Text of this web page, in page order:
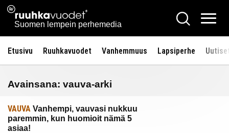
Siirry
sisältöön
Ruuhkavuodet.fi
Suomen lempein perhemedia
Hae
Etusivu Ruuhkavuodet Vanhemmuus Lapsiperhe
Avainsana: vauva-arki
VAUVA Vanhempi, vauvasi nukkuu
paremmin, kun huomioit nämä 5
asiaa!